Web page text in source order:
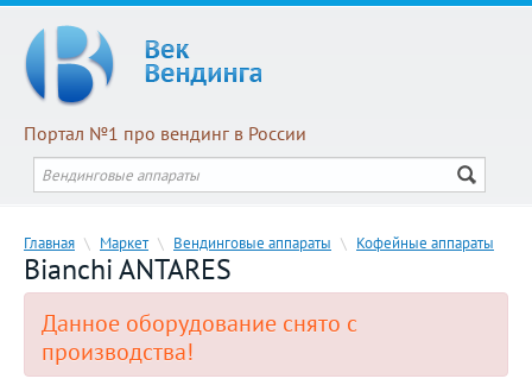
Портал №1 про вендинг в России
Главная \ Маркет \ Вендинговые аппараты \ Кофейные аппараты
Bianchi ANTARES
Данное оборудование снято с
производства!